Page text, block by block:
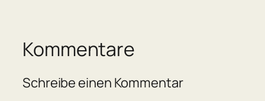
Kommentare
Schreibe einen Kommentar